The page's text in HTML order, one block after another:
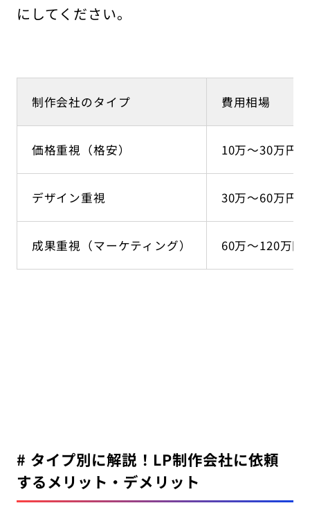
にしてください。
制作会社のタイプ 費用相場
価格重視（格安） 10万〜30万円
デザイン重視 30万〜60万円
成果重視（マーケティング） 60万〜120万円
# タイプ別に解説！LP制作会社に依頼
するメリット・デメリット